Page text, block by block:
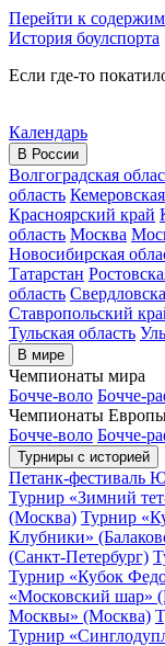
Перейти к
История боулспорта
Если где-то
Календарь
В России
Волгоградская
область
Красноярский край
область Москва
Новосибирская
Татарстан
область
Ставропольский
Тульская область
В мире
Чемпионаты мира
Бочче-воло Бочче-
Чемпионаты
Бочче-воло Бочче-
Турниры с историей
Петанк-фестиваль
Турнир «Зимний
(Москва) Турнир
Клубники»
(Санкт-Петербург)
Турнир «Кубок
«Московский шар»
Москвы» (Москва)
Турнир